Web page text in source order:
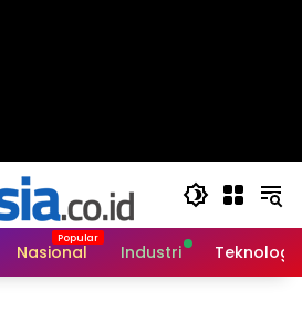
Nasional Industri Teknologi